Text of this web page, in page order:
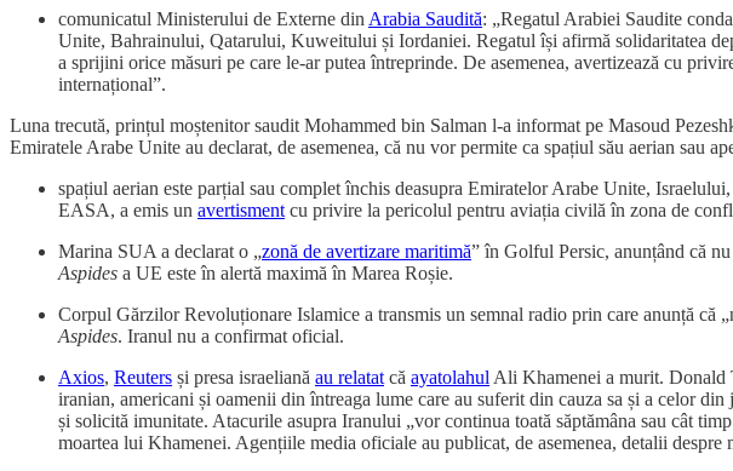
comunicatul Ministerului de Externe din Arabia Saudită: „Regatul Arabiei Saudite
Unite, Bahrainului, Qatarului, Kuweitului și Iordaniei. Regatul își afirmă solidaritatea
a sprijini orice măsuri pe care le-ar putea întreprinde. De asemenea, avertizează cu
internațional”.
Luna trecută, prințul moștenitor saudit Mohammed bin Salman l-a informat pe Masoud
Emiratele Arabe Unite au declarat, de asemenea, că nu vor permite ca spațiul său aerian sau
spațiul aerian este parțial sau complet închis deasupra Emiratelor Arabe Unite,
EASA, a emis un avertisment cu privire la pericolul pentru aviația civilă în zona de
Marina SUA a declarat o „zonă de avertizare maritimă” în Golful Persic, anunțând că
Aspides a UE este în alertă maximă în Marea Roșie.
Corpul Gărzilor Revoluționare Islamice a transmis un semnal radio prin care anunță că
Aspides. Iranul nu a confirmat oficial.
Axios, Reuters și presa israeliană au relatat că ayatolahul Ali Khamenei a murit. Donald
iranian, americani și oamenii din întreaga lume care au suferit din cauza sa și a celor
și solicită imunitate. Atacurile asupra Iranului „vor continua toată săptămâna sau cât
moartea lui Khamenei. Agențiile media oficiale au publicat, de asemenea, detalii despre